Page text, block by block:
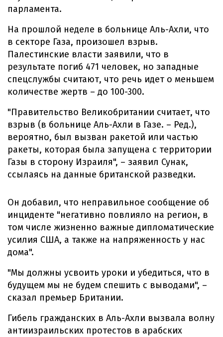
парламента.
На прошлой неделе в больнице Аль-Ахли, что
в секторе Газа, произошел взрыв.
Палестинские власти заявили, что в
результате погиб 471 человек, но западные
спецслужбы считают, что речь идет о меньшем
количестве жертв – до 100-300.
"Правительство Великобритании считает, что
взрыв (в больнице Аль-Ахли в Газе. – Ред.),
вероятно, был вызван ракетой или частью
ракеты, которая была запущена с территории
Газы в сторону Израиля", – заявил Сунак,
ссылаясь на данные британской разведки.
Он добавил, что неправильное сообщение об
инциденте "негативно повлияло на регион, в
том числе жизненно важные дипломатические
усилия США, а также на напряженность у нас
дома".
"Мы должны усвоить уроки и убедиться, что в
будущем мы не будем спешить с выводами", –
сказал премьер Британии.
Гибель гражданских в Аль-Ахли вызвала волну
антиизраильских протестов в арабских